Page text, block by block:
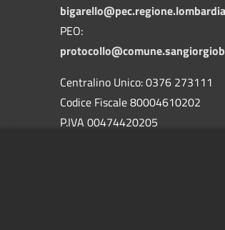
PEO:
Centralino Unico: 0376 273111
Codice Fiscale 80004610202
P.IVA 00474420205